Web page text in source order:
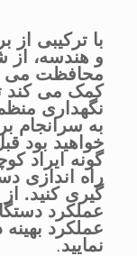
با ترکیبی از
و هندسه، از
کمک می کند
نگهداری
به سرانجام
خواهید بود
گونه ایراد
راه اندازی
گیری کنید. از
عملکرد
عملکرد
نمایید.